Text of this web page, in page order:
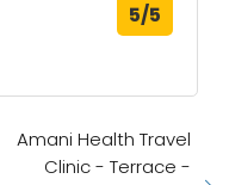
5/5
Amani Health Travel
Clinic - Terrace -